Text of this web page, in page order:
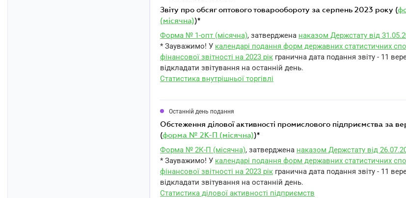
звіту про обсяг оптового товарообороту за серпень 2023 року (
(місячна))*
Форма № 1-опт (місячна), затверджена наказом Держстату від
* Зауважимо! У календарі подання форм державних статистичних
фінансової звітності на 2023 рік гранична дата подання звіту - 11
відкладати звітування на останній день.
Статистика внутрішньої торгівлі
Останній день подання
обстеження ділової активності промислового підприємства за вересень 2023 року
(форма № 2К-П (місячна))*
Форма № 2К-П (місячна), затверджена наказом Держстату від
* Зауважимо! У календарі подання форм державних статистичних
фінансової звітності на 2023 рік гранична дата подання звіту - 11
відкладати звітування на останній день.
Статистика ділової активності підприємств